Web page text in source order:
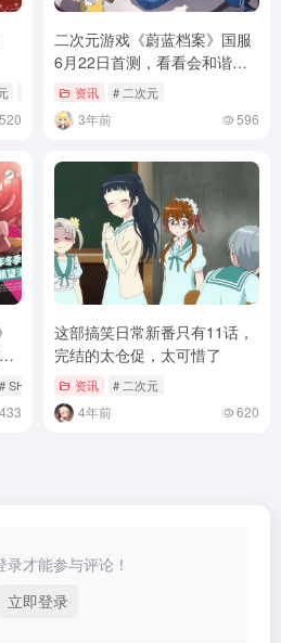
# 动画情报
520
二次元游戏《蔚蓝档案》国服
6月22日首测，看看会和谐哪
些内容
资讯 # 二次元
3年前 596
# SHUEISHA GAMES
433
这部搞笑日常新番只有11话，
完结的太仓促，太可惜了
资讯 # 二次元
4年前 620
录才能参与评论！
立即登录